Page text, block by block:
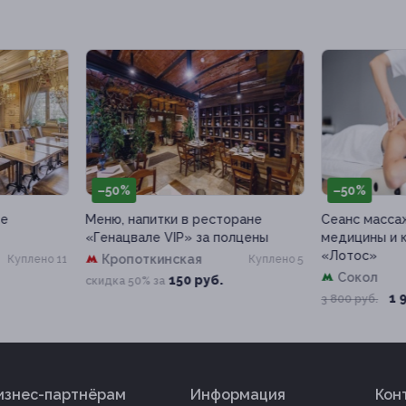
напитки в ресторане
VIP» за полцены
150 руб.
Куплено 5
–50%
Сеанс массажа в центре
медицины и косметологии
«Лотос»
1 900 руб.
партнёрам Информация